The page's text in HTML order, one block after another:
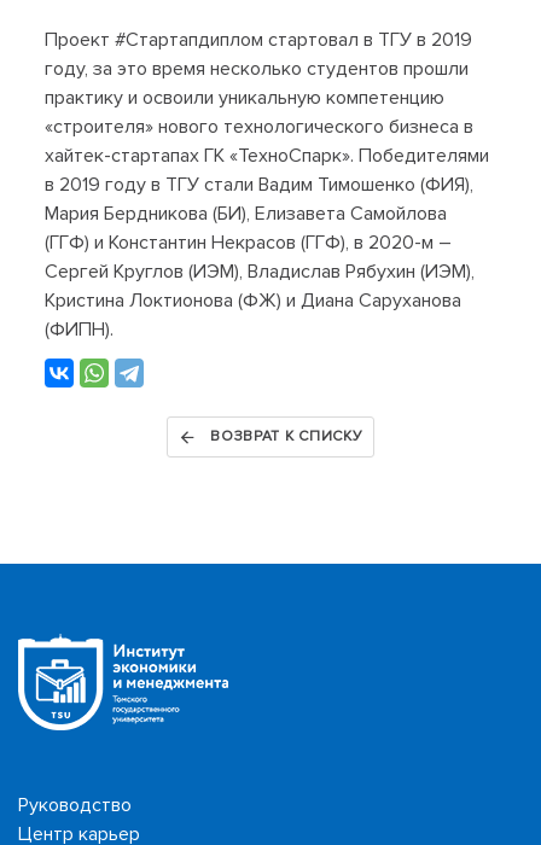
Проект #Стартапдиплом стартовал в ТГУ в 2019
году, за это время несколько студентов прошли
практику и освоили уникальную компетенцию
«строителя» нового технологического бизнеса в
хайтек-стартапах ГК «ТехноСпарк». Победителями
в 2019 году в ТГУ стали Вадим Тимошенко (ФИЯ),
Мария Бердникова (БИ), Елизавета Самойлова
(ГГФ) и Константин Некрасов (ГГФ), в 2020-м –
Сергей Круглов (ИЭМ), Владислав Рябухин (ИЭМ),
Кристина Локтионова (ФЖ) и Диана Саруханова
(ФИПН).
ВОЗВРАТ К СПИСКУ
Руководство
Центр карьер